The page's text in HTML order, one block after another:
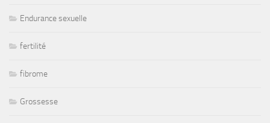
Endurance sexuelle
fertilité
fibrome
Grossesse